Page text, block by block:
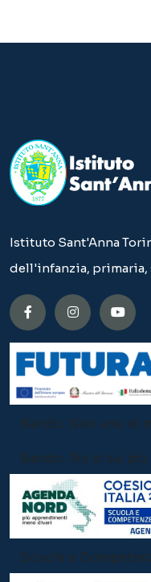
Istituto Sant'Anna
dell'infanzia, primaria,
Bando: Non uno di
Bando: Più si sa,
Scuola e